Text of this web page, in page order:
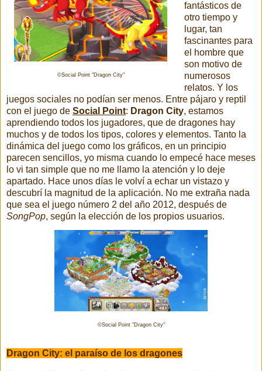
©Social Point "Dragon City"
fantásticos de
otro tiempo y
lugar, tan
fascinantes para
el hombre que
son motivo de
numerosos
relatos. Y los
juegos sociales no podían ser menos. Entre pájaro y reptil
con el juego de Social Point: Dragon City, estamos
aprendiendo todos los jugadores, que de dragones hay
muchos y de todos los tipos, colores y elementos. Tanto la
dinámica del juego como los gráficos, en un principio
parecen sencillos, yo misma cuando lo empecé hace meses
lo vi tan simple que no me llamo la atención y lo deje
apartado. Hace unos días le volví a echar un vistazo y
descubrí la magnitud de la aplicación. No me extraña nada
que sea el juego número 2 del año 2012, después de
SongPop, según la elección de los propios usuarios.
©Social Point "Dragon City"
Dragon City: el paraíso de los dragones